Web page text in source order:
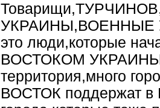
это люди,которые
ВОСТОКОМ
территория,много
ВОСТОК поддержат